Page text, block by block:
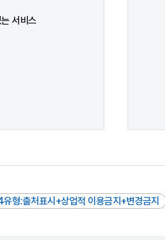
서비스
형:출처표시+상업적 이용금지+변경금지